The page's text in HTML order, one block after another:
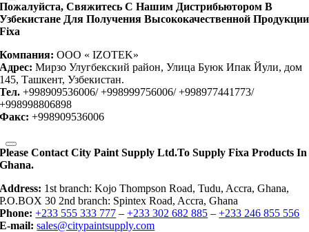
Пожалуйста, Свяжитесь С Нашим Дистрибьютором В
Узбекистане Для Получения Высококачественной Продукции
Fixa
Компания: OOO « IZOTEK»
Адрес: Мирзо Улугбекский район, Улица Буюк Ипак Йули, дом
145, Ташкент, Узбекистан.
Тел. +998909536006/ +998999756006/ +998977441773/
+998998806898
Факс: +998909536006
Please Contact City Paint Supply Ltd.to Supply Fixa Products In
Ghana.
Address: 1st branch: Kojo Thompson Road, Tudu, Accra, Ghana,
P.O.BOX 30 2nd branch: Spintex Road, Accra, Ghana
Phone: +233 555 333 777 –+233 302 682 885 –+233 246 855 556
E-mail: sales@citypaintsupply.com